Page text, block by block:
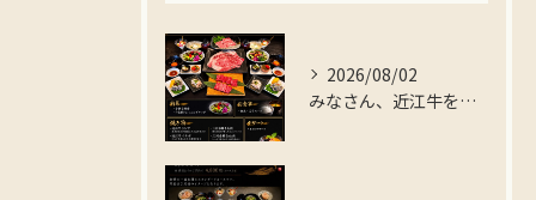
2026/08/02
みなさん、近江牛を存分に楽しんでみませんか？